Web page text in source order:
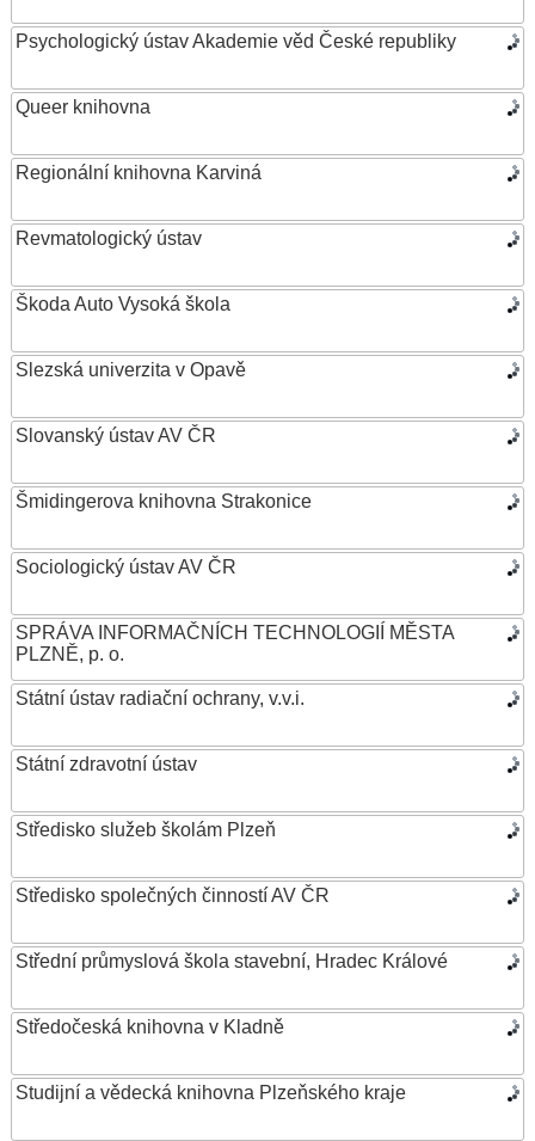
Psychologický ústav Akademie věd České republiky
Queer knihovna
Regionální knihovna Karviná
Revmatologický ústav
Škoda Auto Vysoká škola
Slezská univerzita v Opavě
Slovanský ústav AV ČR
Šmidingerova knihovna Strakonice
Sociologický ústav AV ČR
SPRÁVA INFORMAČNÍCH TECHNOLOGIÍ MĚSTA
PLZNĚ, p. o.
Státní ústav radiační ochrany, v.v.i.
Státní zdravotní ústav
Středisko služeb školám Plzeň
Středisko společných činností AV ČR
Střední průmyslová škola stavební, Hradec Králové
Středočeská knihovna v Kladně
Studijní a vědecká knihovna Plzeňského kraje